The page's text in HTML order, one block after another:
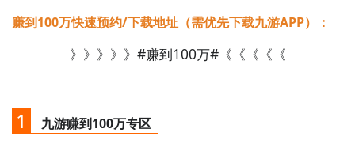
赚到100万快速预约/下载地址（需优先下载九游APP）：
》》》》》#赚到100万#《《《《《
1 九游赚到100万专区